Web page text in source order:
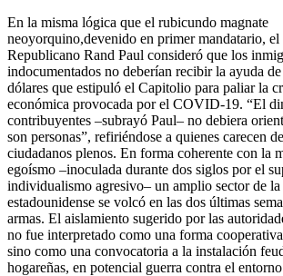
En la misma lógica que el rubicundo magnate
neoyorquino,devenido en primer mandatario, el
Republicano Rand Paul consideró que los
indocumentados no deberían recibir la ayuda
dólares que estipuló el Capitolio para paliar la
económica provocada por el COVID-19. “El
contribuyentes –subrayó Paul– no debiera
son personas”, refiriéndose a quienes carecen
ciudadanos plenos. En forma coherente con la
egoísmo –inoculada durante dos siglos por el
individualismo agresivo– un amplio sector de la
estadounidense se volcó en las dos últimas
armas. El aislamiento sugerido por las
no fue interpretado como una forma
sino como una convocatoria a la instalación
hogareñas, en potencial guerra contra el